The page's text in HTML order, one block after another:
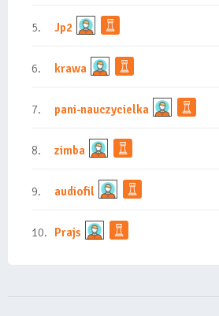
5. Jp2
6. krawa
7. pani-nauczycielka
8. zimba
9. audiofil
10. Prajs